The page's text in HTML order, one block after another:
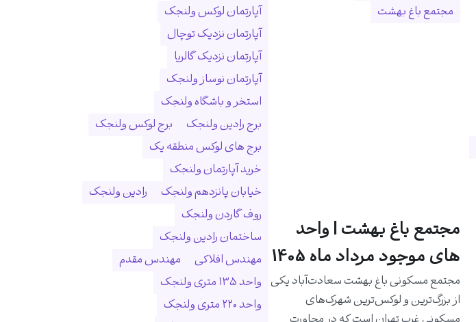
مجتمع باغ بهشت
مجتمع باغ بهشت | واحد
های موجود مرداد ماه 1405
مجتمع مسکونی باغ بهشت سعادت‌آباد یکی
از بزرگ‌ترین و لوکس‌ترین شهرک‌های
آپارتمان لوکس ولنجک
آپارتمان نزدیک توچال
آپارتمان نزدیک گالریا
آپارتمان نوساز ولنجک
استخر و باشگاه ولنجک
برج رادین ولنجک
برج لوکس ولنجک
برج های لوکس منطقه یک
خرید آپارتمان ولنجک
خیابان پانزدهم ولنجک
رادین ولنجک
روف گاردن ولنجک
ساختمان رادین ولنجک
مهندس افلاکی
مهندس مقدم
واحد ۱۳۵ متری ولنجک
واحد ۲۲۰ متری ولنجک